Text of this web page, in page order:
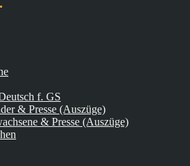
f. GS
& Presse (Auszüge)
& Presse (Auszüge)